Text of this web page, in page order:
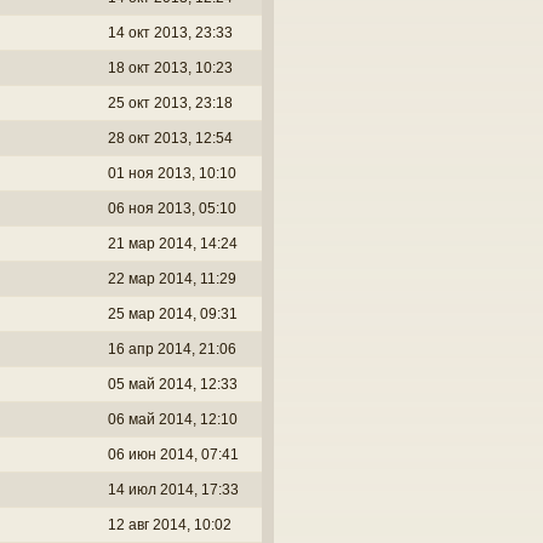
14 окт 2013, 23:33
18 окт 2013, 10:23
25 окт 2013, 23:18
28 окт 2013, 12:54
01 ноя 2013, 10:10
06 ноя 2013, 05:10
21 мар 2014, 14:24
22 мар 2014, 11:29
25 мар 2014, 09:31
16 апр 2014, 21:06
05 май 2014, 12:33
06 май 2014, 12:10
06 июн 2014, 07:41
14 июл 2014, 17:33
12 авг 2014, 10:02